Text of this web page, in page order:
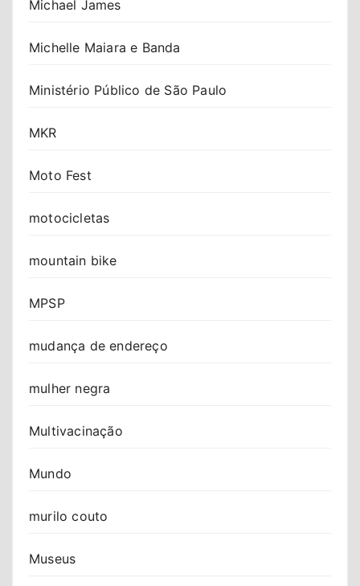
Michael James
Michelle Maiara e Banda
Ministério Público de São Paulo
MKR
Moto Fest
motocicletas
mountain bike
MPSP
mudança de endereço
mulher negra
Multivacinação
Mundo
murilo couto
Museus